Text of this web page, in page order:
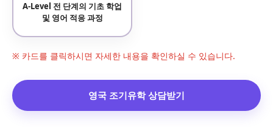
A-Level 전 단계의 기초 학업
및 영어 적응 과정
※ 카드를 클릭하시면 자세한 내용을 확인하실 수 있습니다.
영국 조기유학 상담받기